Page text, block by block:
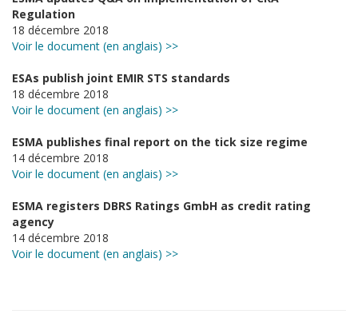
Regulation
18 décembre 2018
Voir le document (en anglais) >>
ESAs publish joint EMIR STS standards
18 décembre 2018
Voir le document (en anglais) >>
ESMA publishes final report on the tick size regime
14 décembre 2018
Voir le document (en anglais) >>
ESMA registers DBRS Ratings GmbH as credit rating
agency
14 décembre 2018
Voir le document (en anglais) >>